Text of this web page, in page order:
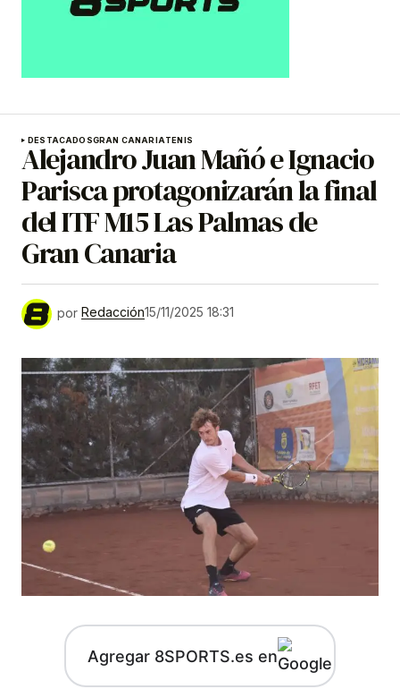
DESTACADOSGRAN CANARIATENIS
Alejandro Juan Mañó e Ignacio
Parisca protagonizarán la final
del ITF M15 Las Palmas de
Gran Canaria
por Redacción15/11/2025 18:31
Agregar 8SPORTS.es en